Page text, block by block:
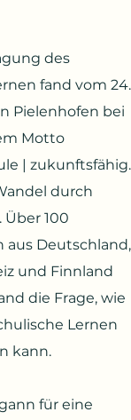
des
fand vom 24.
Pielenhofen bei
Motto
| zukunftsfähig.
durch
100
aus Deutschland,
und Finnland
die Frage, wie
Lernen
kann.
für eine